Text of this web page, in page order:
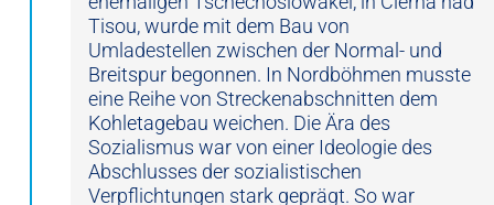
Tisou, wurde mit dem Bau von
Umladestellen zwischen der Normal- und
Breitspur begonnen. In Nordböhmen musste
eine Reihe von Streckenabschnitten dem
Kohletagebau weichen. Die Ära des
Sozialismus war von einer Ideologie des
Abschlusses der sozialistischen
Verpflichtungen stark geprägt. So war